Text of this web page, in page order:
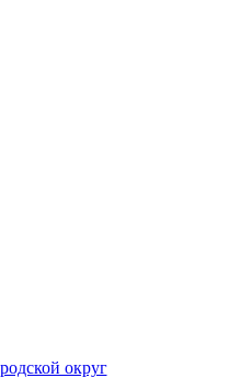
округ